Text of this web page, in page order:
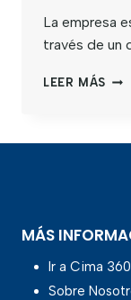
La empresa
través de un
LEER MÁS
MÁS
Ir a Cima 360
Sobre